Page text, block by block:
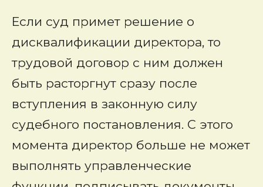
Если суд примет решение о
дисквалификации директора, то
трудовой договор с ним должен
быть расторгнут сразу после
вступления в законную силу
судебного постановления. С этого
момента директор больше не может
выполнять управленческие